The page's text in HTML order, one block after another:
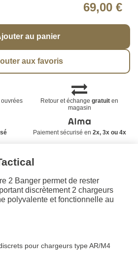
69,00 €
au panier
aux favoris
Retour et échangegratuit en
magasin
Paiement sécurisé en 2x, 3x ou 4x
2 Banger permet de rester
discrètement 2 chargeurs
polyvalente et fonctionnelle au
pour chargeurs type AR/M4